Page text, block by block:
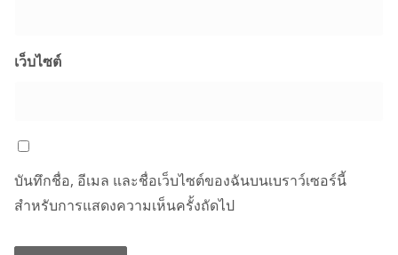
เว็บไซต์
บันทึกชื่อ, อีเมล และชื่อเว็บไซต์ของฉันบนเบราว์เซอร์นี้
สำหรับการแสดงความเห็นครั้งถัดไป